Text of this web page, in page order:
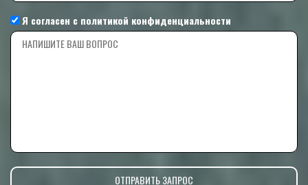
Я согласен с политикой конфиденциальности